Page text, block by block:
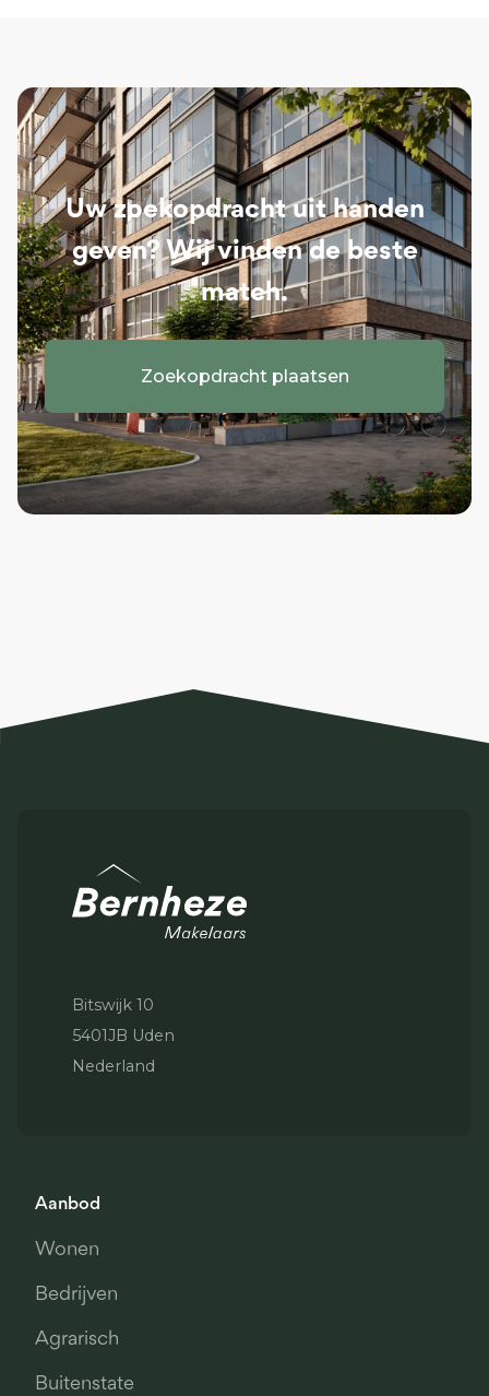
Uw zoekopdracht uit handen
geven? Wij vinden de beste
match.
Zoekopdracht plaatsen
Bitswijk 10
5401JB Uden
Nederland
Aanbod
Wonen
Bedrijven
Agrarisch
Buitenstate